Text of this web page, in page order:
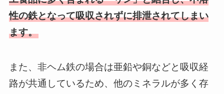
性の鉄となって吸収されずに排泄されてしまい
ます。
また、非ヘム鉄の場合は亜鉛や銅などと吸収経
路が共通しているため、他のミネラルが多く存